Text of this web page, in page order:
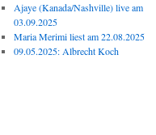
Ajaye (Kanada/Nashville) live am
03.09.2025
Maria Merimi liest am 22.08.2025
09.05.2025: Albrecht Koch